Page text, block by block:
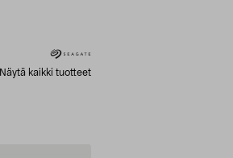
Näytä kaikki tuotteet